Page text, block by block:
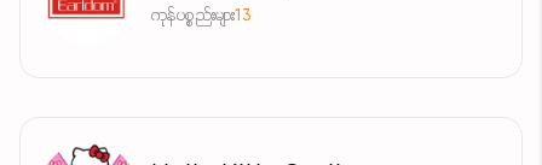
ကုန်ပစ္စည်းများ 13